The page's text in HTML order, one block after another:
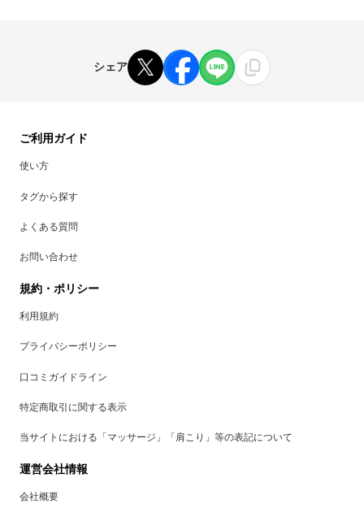
シェア
ご利用ガイド
使い方
タグから探す
よくある質問
お問い合わせ
規約・ポリシー
利用規約
プライバシーポリシー
口コミガイドライン
特定商取引に関する表示
当サイトにおける「マッサージ」「肩こり」等の表記について
運営会社情報
会社概要